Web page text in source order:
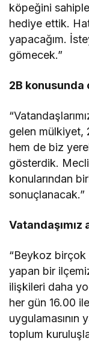
köpeğini
hediye ettik.
yapacağım.
gömecek.”
2B konusunda
gelen mülkiyet,
hem de biz
gösterdik.
konularından
sonuçlanacak.”
Vatandaşımız
“Beykoz birçok
yapan bir
ilişkileri daha
her gün 16.00
uygulamasının
toplum